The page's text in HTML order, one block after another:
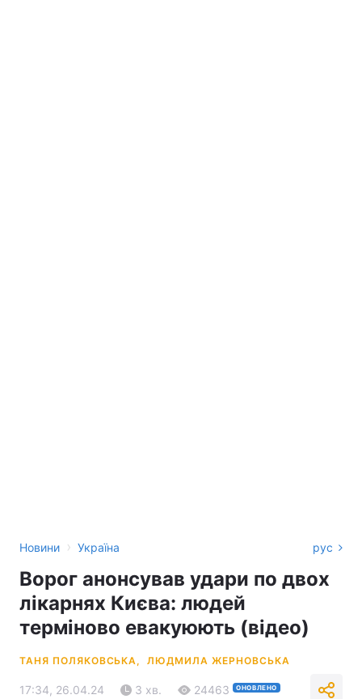
Новини › Україна рус
Ворог анонсував удари по двох
лікарнях Києва: людей
терміново евакуюють (відео)
ТАНЯ ПОЛЯКОВСЬКА, ЛЮДМИЛА ЖЕРНОВСЬКА
17:34, 26.04.24 3 хв. 24463 ОНОВЛЕНО